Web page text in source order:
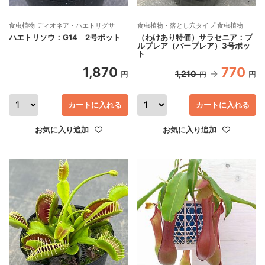
食虫植物 ディオネア・ハエトリグサ
ハエトリソウ：G14 2号ポット
1,870 円
カートに入れる
お気に入り追加
食虫植物・落とし穴タイプ 食虫植物
（わけあり特価）サラセニア：プ
ルプレア（パープレア）3号ポッ
ト
1,210 円 770 円
カートに入れる
お気に入り追加